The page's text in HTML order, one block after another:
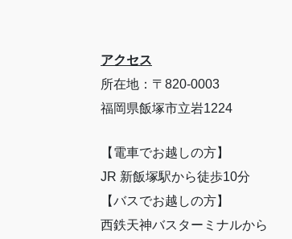
アクセス
所在地：〒820-0003
福岡県飯塚市立岩1224
【電車でお越しの方】
JR 新飯塚駅から徒歩10分
【バスでお越しの方】
西鉄天神バスターミナルから